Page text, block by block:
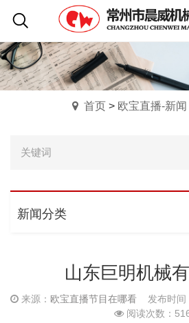
首页 > 欧宝直播-新闻
新闻分类
山东巨明机械
来源： 欧宝直播节目在哪看 发布时间
阅读次数：